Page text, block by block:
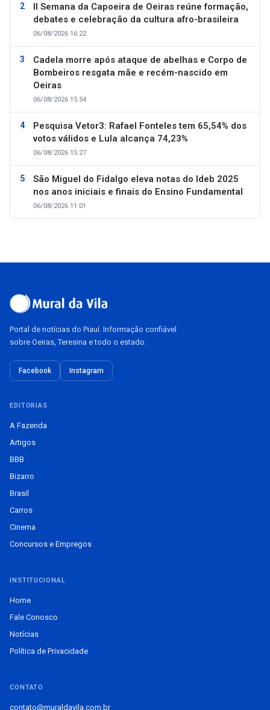
II Semana da Capoeira de Oeiras reúne formação,
debates e celebração da cultura afro-brasileira
06/08/2026 16:22
Cadela morre após ataque de abelhas e Corpo de
Bombeiros resgata mãe e recém-nascido em
Oeiras
06/08/2026 15:54
Pesquisa Vetor3: Rafael Fonteles tem 65,54% dos
votos válidos e Lula alcança 74,23%
06/08/2026 15:27
São Miguel do Fidalgo eleva notas do Ideb 2025
nos anos iniciais e finais do Ensino Fundamental
06/08/2026 11:01
Portal de notícias do Piauí. Informação confiável
sobre Oeiras, Teresina e todo o estado.
Facebook Instagram
EDITORIAS
A Fazenda
Artigos
BBB
Bizarro
Brasil
Carros
Cinema
Concursos e Empregos
INSTITUCIONAL
Home
Fale Conosco
Notícias
Política de Privacidade
CONTATO
contato@muraldavila.com.br